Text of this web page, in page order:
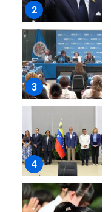
2
3
4